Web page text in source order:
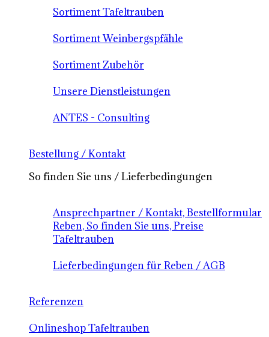
Sortiment Tafeltrauben
Sortiment Weinbergspfähle
Sortiment Zubehör
Unsere Dienstleistungen
ANTES - Consulting
Bestellung / Kontakt
So finden Sie uns / Lieferbedingungen
Ansprechpartner / Kontakt, Bestellformular
Reben, So finden Sie uns, Preise
Tafeltrauben
Lieferbedingungen für Reben / AGB
Referenzen
Onlineshop Tafeltrauben